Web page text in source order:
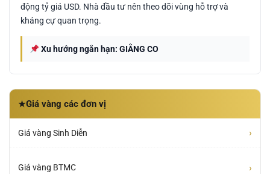
động tỷ giá USD. Nhà đầu tư nên theo dõi vùng hỗ trợ và
kháng cự quan trọng.
Xu hướng ngắn hạn: GIẰNG CO
★Giá vàng các đơn vị
Giá vàng Sinh Diễn ›
Giá vàng BTMC ›